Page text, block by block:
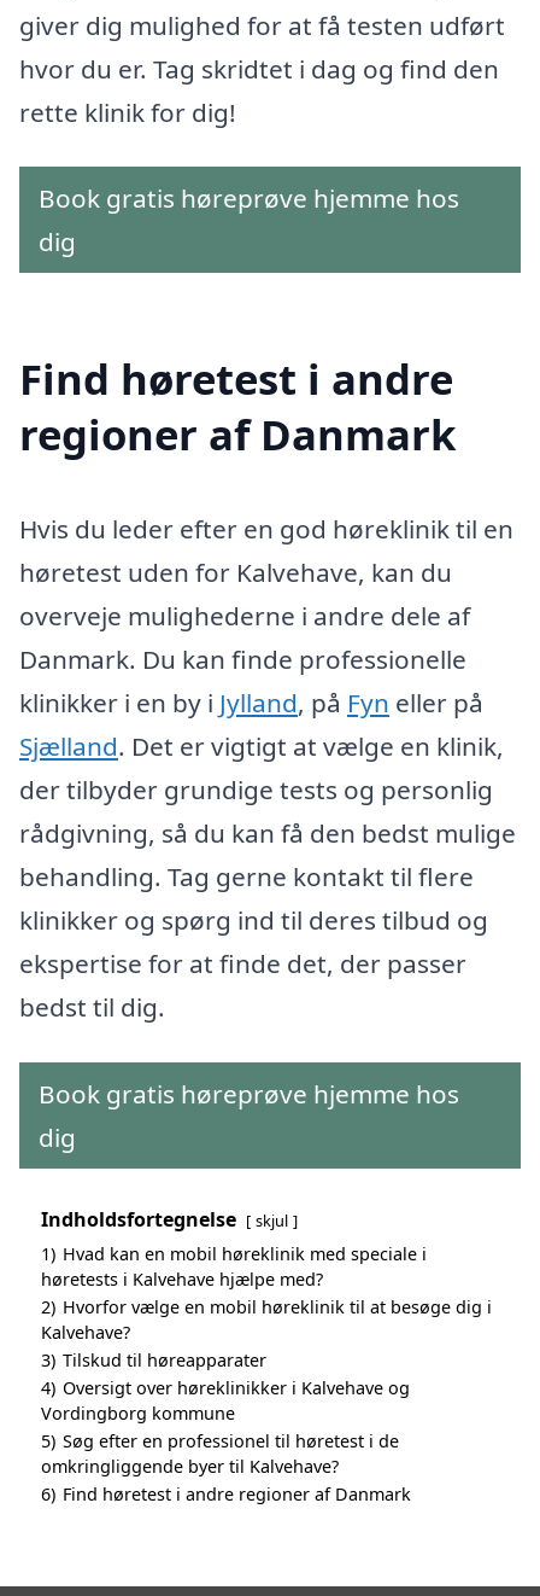
giver dig mulighed for at få testen udført
hvor du er. Tag skridtet i dag og find den
rette klinik for dig!
Book gratis høreprøve hjemme hos
dig
Find høretest i andre
regioner af Danmark
Hvis du leder efter en god høreklinik til en
høretest uden for Kalvehave, kan du
overveje mulighederne i andre dele af
Danmark. Du kan finde professionelle
klinikker i en by i Jylland, på Fyn eller på
Sjælland. Det er vigtigt at vælge en klinik,
der tilbyder grundige tests og personlig
rådgivning, så du kan få den bedst mulige
behandling. Tag gerne kontakt til flere
klinikker og spørg ind til deres tilbud og
ekspertise for at finde det, der passer
bedst til dig.
Book gratis høreprøve hjemme hos
dig
Indholdsfortegnelse skjul
1) Hvad kan en mobil høreklinik med speciale i
høretests i Kalvehave hjælpe med?
2) Hvorfor vælge en mobil høreklinik til at besøge dig i
Kalvehave?
3) Tilskud til høreapparater
4) Oversigt over høreklinikker i Kalvehave og
Vordingborg kommune
5) Søg efter en professionel til høretest i de
omkringliggende byer til Kalvehave?
6) Find høretest i andre regioner af Danmark